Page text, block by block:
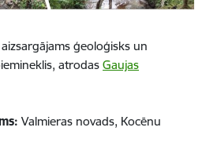
aizsargājams ģeoloģisks un
atrodas Gaujas
Valmieras novads, Kocēnu